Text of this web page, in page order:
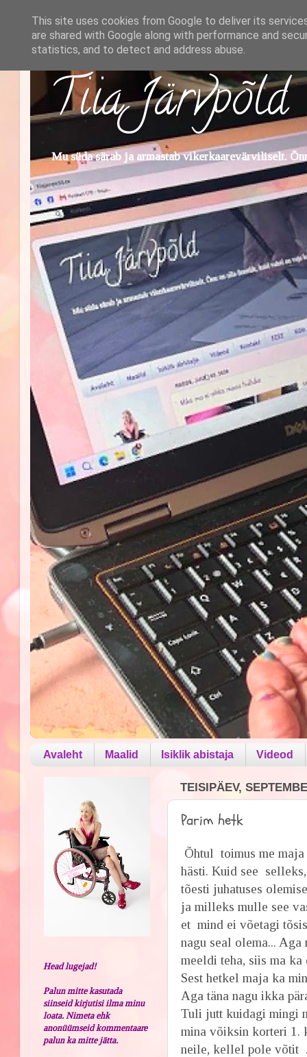
Tiia Järvpõld
Mu süda särab ja armastab vikerkaarevärviliselt.
Avaleht Maalid Isiklik abistaja Videod
TEISIPÄEV,
Parim hetk
Õhtul toimus me
hästi. Kuid see
tõesti juhatuses
ja milleks mulle see
et mind ei võetagi
nagu seal olema...
meeldi teha, siis ma
Sest hetkel maja ka
Aga täna nagu ikka
Tuli jutt kuidagi mingi
mina võiksin korteri 1.
neile, kellel pole võtit
Head lugejad!
Palun mitte kasutada
siinseid kirjutisi ilma minu
loata. Nimeta ehk
anonüümseid kommentaare
palun ka mitte jätta.
This site uses cookies from Google to deliver its
are shared with Google along with performance and
statistics, and to detect and address abuse.